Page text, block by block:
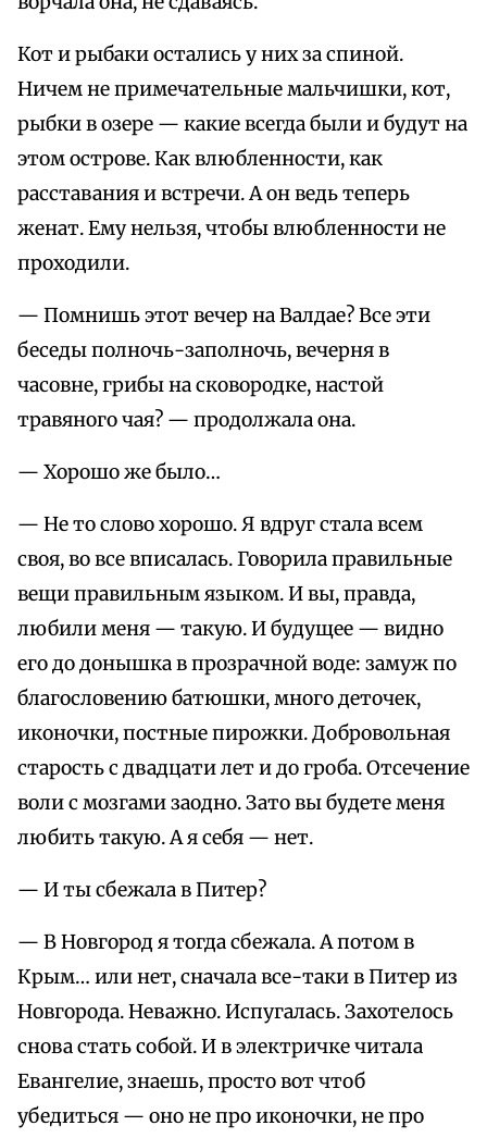
Кот и рыбаки остались у них за спиной.
Ничем не примечательные мальчишки, кот,
рыбки в озере — какие всегда были и будут на
этом острове. Как влюбленности, как
расставания и встречи. А он ведь теперь
женат. Ему нельзя, чтобы влюбленности не
проходили.
— Помнишь этот вечер на Валдае? Все эти
беседы полночь-заполночь, вечерня в
часовне, грибы на сковородке, настой
травяного чая? — продолжала она.
— Хорошо же было…
— Не то слово хорошо. Я вдруг стала всем
своя, во все вписалась. Говорила правильные
вещи правильным языком. И вы, правда,
любили меня — такую. И будущее — видно
его до донышка в прозрачной воде: замуж по
благословению батюшки, много деточек,
иконочки, постные пирожки. Добровольная
старость с двадцати лет и до гроба. Отсечение
воли с мозгами заодно. Зато вы будете меня
любить такую. А я себя — нет.
— И ты сбежала в Питер?
— В Новгород я тогда сбежала. А потом в
Крым… или нет, сначала все-таки в Питер из
Новгорода. Неважно. Испугалась. Захотелось
снова стать собой. И в электричке читала
Евангелие, знаешь, просто вот чтоб
убедиться — оно не про иконочки, не про